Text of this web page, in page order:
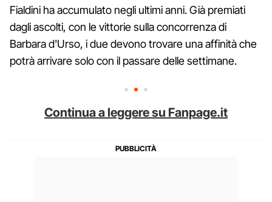
Fialdini ha accumulato negli ultimi anni. Già premiati
dagli ascolti, con le vittorie sulla concorrenza di
Barbara d'Urso, i due devono trovare una affinità che
potrà arrivare solo con il passare delle settimane.
Continua a leggere su Fanpage.it